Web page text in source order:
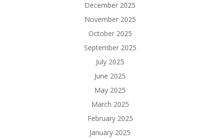
December 2025
November 2025
October 2025
September 2025
July 2025
June 2025
May 2025
March 2025
February 2025
January 2025